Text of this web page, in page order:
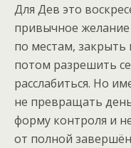
Для Дев это
привычное желание
по местам, закрыть
потом разрешить
расслабиться. Но
не превращать
форму контроля и
от полной